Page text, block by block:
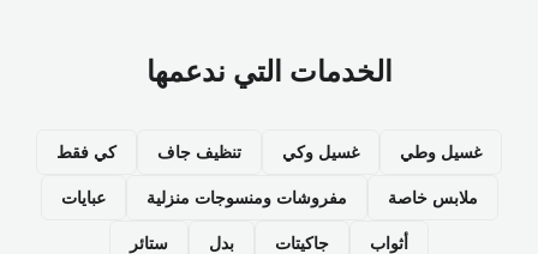
الخدمات التي ندعمها
غسيل وطي غسيل وكي تنظيف جاف كي فقط
ملابس خاصة مفروشات ومنسوجات منزلية عبايات
أثواب جاكيتات بدل ستائر